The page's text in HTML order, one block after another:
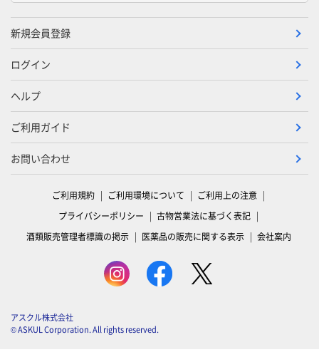
新規会員登録
ログイン
ヘルプ
ご利用ガイド
お問い合わせ
ご利用規約 ご利用環境について
ご利用上の注意
プライバシーポリシー
古物営業法に基づく表記
酒類販売管理者標識の掲示
医薬品の販売に関する表示 会社案内
アスクル株式会社
© ASKUL Corporation. All rights reserved.